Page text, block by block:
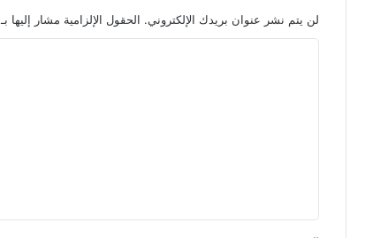
لن يتم نشر عنوان بريدك الإلكتروني. الحقول الإلزامية مشار إليها بـ